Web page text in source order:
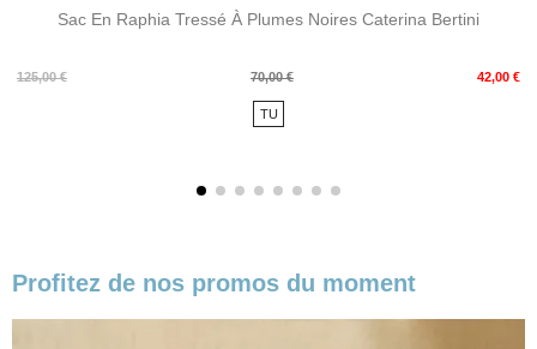
Sac En Raphia Tressé À Plumes Noires Caterina Bertini
125,00 €
Prix
70,00 € 42,00 €
Prix
TU
Profitez de nos promos du moment